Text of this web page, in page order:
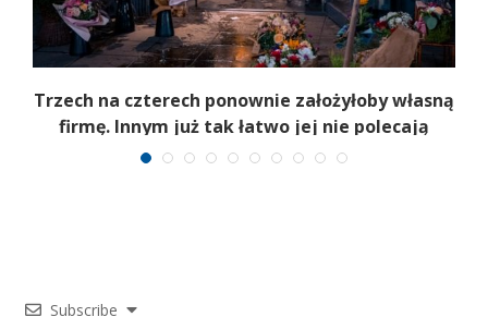
Trzech na czterech ponownie założyłoby własną
firmę. Innym już tak łatwo jej nie polecają
Subscribe